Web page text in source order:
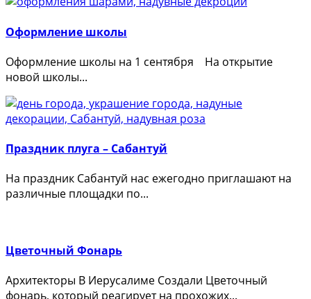
Оформление школы
Оформление школы на 1 сентября На открытие
новой школы...
Праздник плуга – Сабантуй
На праздник Сабантуй нас ежегодно приглашают на
различные площадки по...
Цветочный Фонарь
Архитекторы В Иерусалиме Создали Цветочный
фонарь, который реагирует на прохожих...